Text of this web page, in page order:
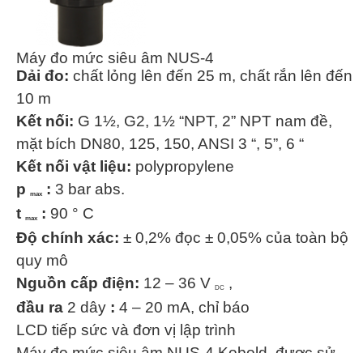
Máy đo mức siêu âm NUS-4
Dải đo: chất lỏng lên đến 25 m, chất rắn lên đến
10 m
Kết nối: G 1½, G2, 1½ “NPT, 2” NPT nam đề,
mặt bích DN80, 125, 150, ANSI 3 “, 5”, 6 “
Kết nối vật liệu: polypropylene
p
max : 3 bar abs.
t max : 90 ° C
Độ chính xác: ± 0,2% đọc ± 0,05% của toàn bộ
quy mô
Nguồn cấp điện: 12 – 36 V DC
,
đầu ra 2 dây : 4 – 20 mA, chỉ báo
LCD tiếp sức và đơn vị lập trình